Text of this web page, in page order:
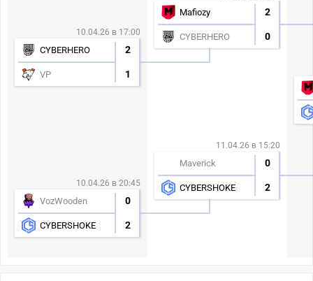
10.04.26 в 17:00
CYBERHERO 2
VP 1
10.04.26 в 20:45
VozWooden 0
CYBERSHOKE 2
Mafiozy 2
CYBERHERO 0
11.04.26 в 15:20
Maverick 0
CYBERSHOKE 2